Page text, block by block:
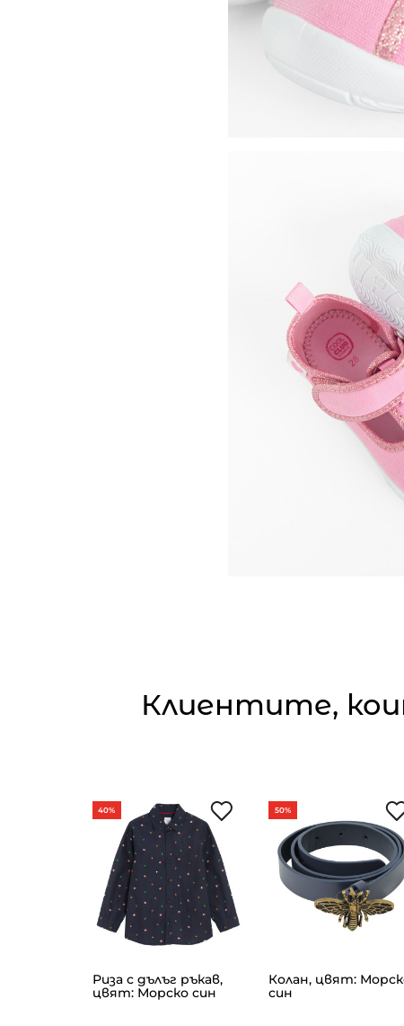
Клиентите,
40%
Риза с дълъг ръкав,
цвят: Морско син
50%
Колан, цвят:
син